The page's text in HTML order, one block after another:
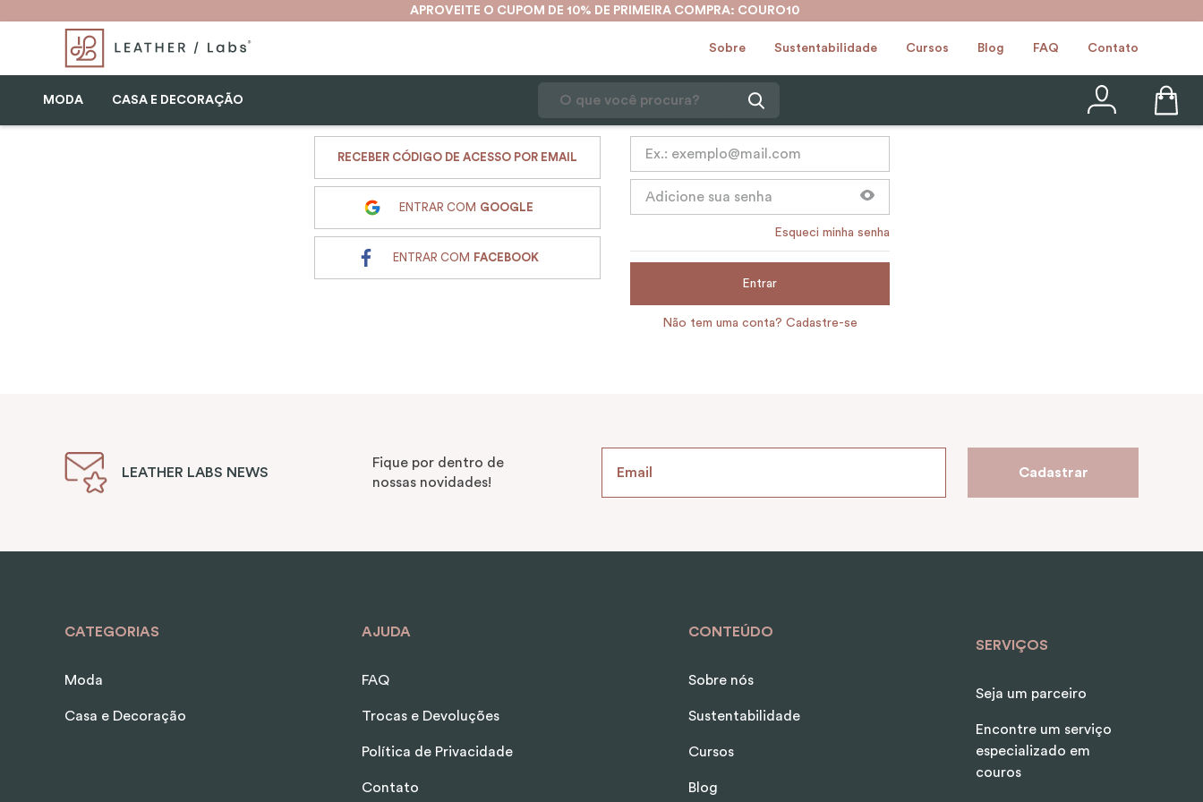
APROVEITE O CUPOM DE 10% DE PRIMEIRA COMPRA: COURO10
Sobre Sustentabilidade Cursos Blog FAQ Contato
MODA CASA E DECORAÇÃO
RECEBER CÓDIGO DE ACESSO POR EMAIL
ENTRAR COM GOOGLE
ENTRAR COM FACEBOOK
Esqueci minha senha
Entrar
Não tem uma conta? Cadastre-se
LEATHER LABS NEWS
Fique por dentro de
nossas novidades!
Cadastrar
CATEGORIAS
Moda
Casa e Decoração
AJUDA
FAQ
Trocas e Devoluções
Política de Privacidade
Contato
CONTEÚDO
Sobre nós
Sustentabilidade
Cursos
Blog
SERVIÇOS
Seja um parceiro
Encontre um serviço
especializado em
couros
1º
karina
2º
mochila
4º
cinto
5º
bolsa